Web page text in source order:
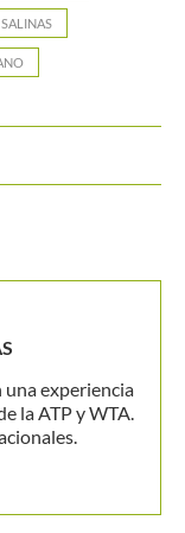
SALINAS
una experiencia
la ATP y WTA.